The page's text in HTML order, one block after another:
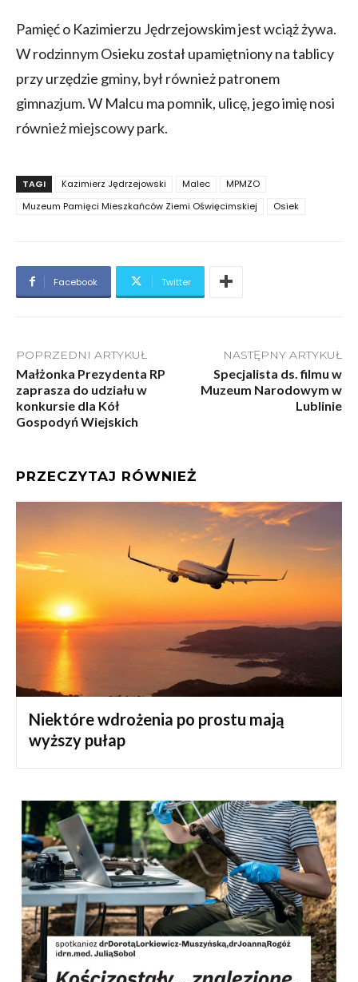
Pamięć o Kazimierzu Jędrzejowskim jest wciąż żywa.
W rodzinnym Osieku został upamiętniony na tablicy
przy urzędzie gminy, był również patronem
gimnazjum. W Malcu ma pomnik, ulicę, jego imię nosi
również miejscowy park.
TAGI Kazimierz Jędrzejowski Malec
MPMZO
Muzeum Pamięci Mieszkańców Ziemi Oświęcimskiej
Osiek
Facebook Twitter
POPRZEDNI ARTYKUŁ
Małżonka Prezydenta RP
zaprasza do udziału w
konkursie dla Kół
Gospodyń Wiejskich
NASTĘPNY ARTYKUŁ
Specjalista ds. filmu w
Muzeum Narodowym w
Lublinie
PRZECZYTAJ RÓWNIEŻ
Niektóre wdrożenia po prostu mają
wyższy pułap